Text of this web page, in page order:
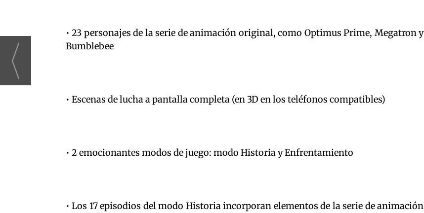
• 23 personajes de la serie de animación original, como Optimus Prime, Megatron y
Bumblebee
• Escenas de lucha a pantalla completa (en 3D en los teléfonos compatibles)
• 2 emocionantes modos de juego: modo Historia y Enfrentamiento
• Los 17 episodios del modo Historia incorporan elementos de la serie de animación